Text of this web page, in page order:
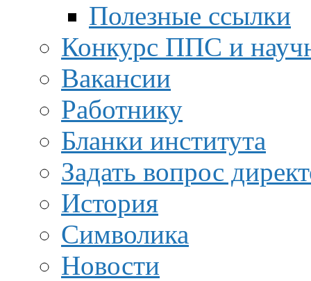
Полезные ссылки
Конкурс ППС и
Вакансии
Работнику
Бланки института
Задать вопрос
История
Символика
Новости